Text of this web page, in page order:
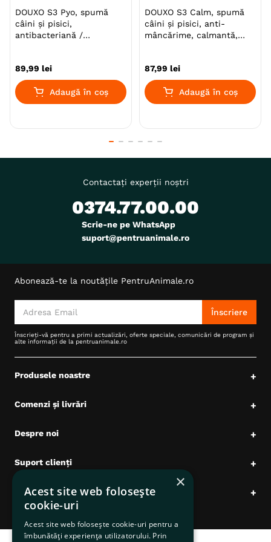
Adult (Sterilizat) Senior
Puiet
Ambalaj Flacon
DOUXO S3 Pyo, spumă
câini și pisici,
antibacteriană /
89,99 lei
Adaugă în coș
DOUXO S3 Calm, spumă
câini și pisici, anti-
mâncărime, calmantă,
87,99 lei
Adaugă în coș
Contactați experții noștri
0374.77.00.00
Scrie-ne pe WhatsApp
suport@pentruanimale.ro
Abonează-te la noutățile PentruAnimale.ro
Înscriere
Înscrieți-vă pentru a primi actualizări, oferte speciale, comunicări de program și
alte informații de la pentruanimale.ro
Produsele noastre +
Comenzi și livrări +
Despre noi +
Suport clienți +
Date comerciale +
×
Acest site web folosește
cookie-uri
Acest site web folosește cookie-uri pentru a
îmbunătăți experiența utilizatorului. Prin